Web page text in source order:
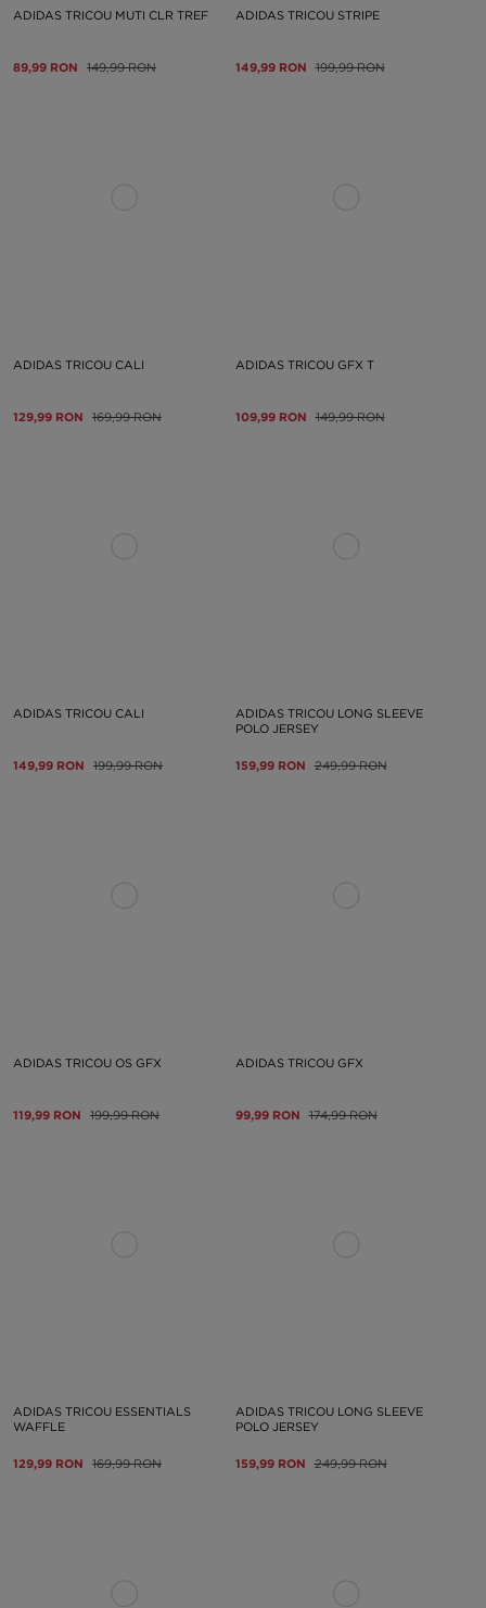
ADIDAS TRICOU MUTI CLR TREF
89,99 RON 149,99 RON
ADIDAS TRICOU STRIPE
149,99 RON 199,99 RON
ADIDAS TRICOU CALI
129,99 RON 169,99 RON
ADIDAS TRICOU GFX T
109,99 RON 149,99 RON
ADIDAS TRICOU CALI
149,99 RON 199,99 RON
ADIDAS TRICOU LONG SLEEVE
POLO JERSEY
159,99 RON 249,99 RON
ADIDAS TRICOU OS GFX
119,99 RON 199,99 RON
ADIDAS TRICOU GFX
99,99 RON 174,99 RON
ADIDAS TRICOU ESSENTIALS
WAFFLE
129,99 RON 169,99 RON
ADIDAS TRICOU LONG SLEEVE
POLO JERSEY
159,99 RON 249,99 RON